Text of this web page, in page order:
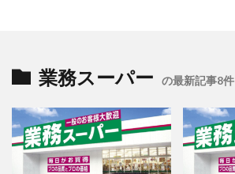
業務スーパー の最新記事8件